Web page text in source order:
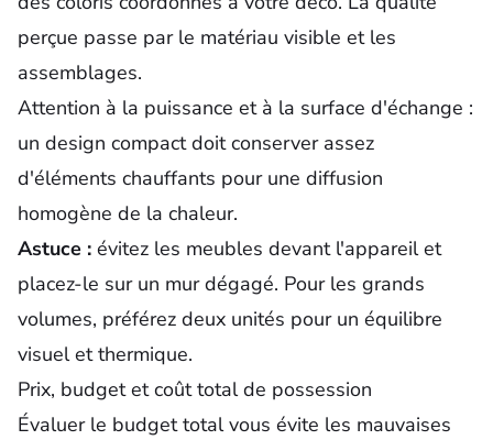
perçue passe par le matériau visible et les
assemblages.
Attention à la puissance et à la surface d'échange :
un design compact doit conserver assez
d'éléments chauffants pour une diffusion
homogène de la chaleur.
Astuce : évitez les meubles devant l'appareil et
placez-le sur un mur dégagé. Pour les grands
volumes, préférez deux unités pour un équilibre
visuel et thermique.
Prix, budget et coût total de possession
Évaluer le budget total vous évite les mauvaises